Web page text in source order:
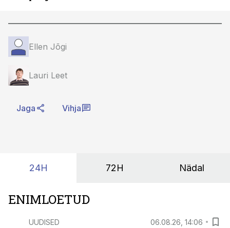
Ellen Jõgi
Lauri Leet
Jaga Vihja
24H 72H Nädal
ENIMLOETUD
UUDISED 06.08.26, 14:06